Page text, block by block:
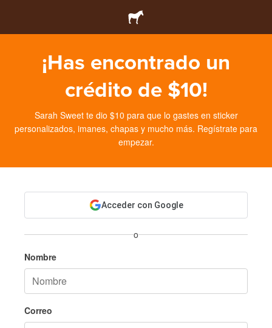
¡Has encontrado un
crédito de $10!
Sarah Sweet te dio $10 para que lo gastes en sticker
personalizados, imanes, chapas y mucho más. Regístrate para
empezar.
Acceder con Google
o
Nombre
Correo